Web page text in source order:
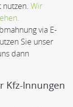
Wir
via E-
Sie unser
dann
Kfz-Innungen